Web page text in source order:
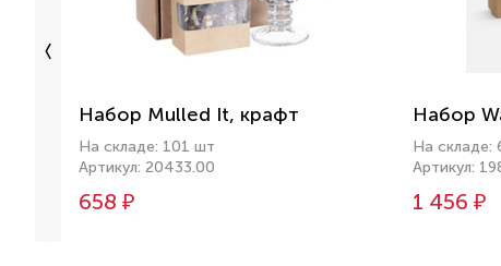
Набор Mulled It, крафт
На складе: 101 шт
Артикул: 20433.00
658 ₽
Набор
На складе:
Артикул:
1 456 ₽